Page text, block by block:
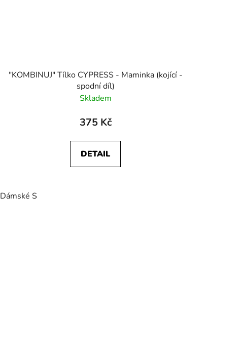
"KOMBINUJ" Tílko CYPRESS - Maminka (kojící -
spodní díl)
Skladem
375 Kč
DETAIL
Dámské S